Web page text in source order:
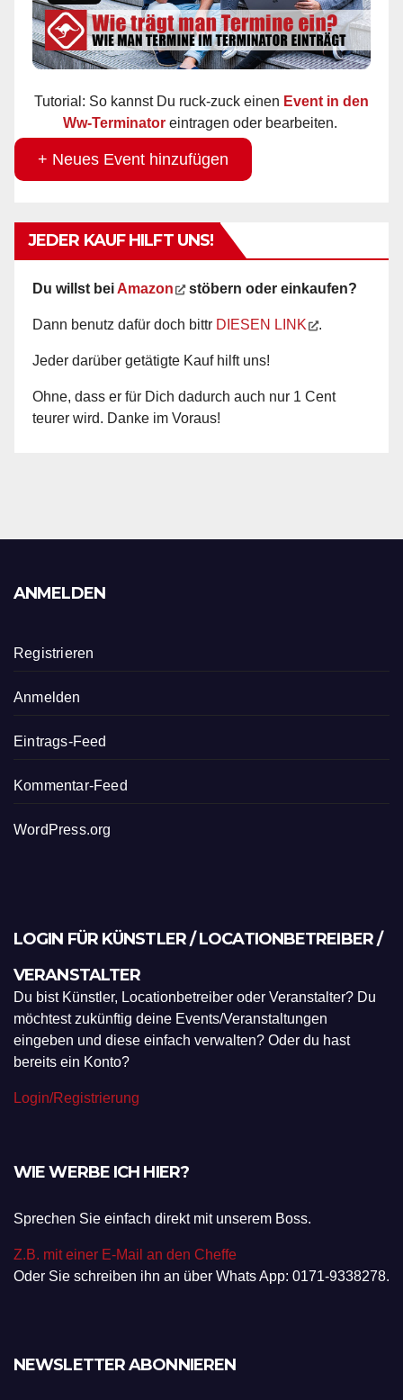
Tutorial: So kannst Du ruck-zuck einen Event in den
Ww-Terminator eintragen oder bearbeiten.
+ Neues Event hinzufügen
JEDER KAUF HILFT UNS!
Du willst bei Amazon stöbern oder einkaufen?
Dann benutz dafür doch bittr DIESEN LINK .
Jeder darüber getätigte Kauf hilft uns!
Ohne, dass er für Dich dadurch auch nur 1 Cent
teurer wird. Danke im Voraus!
ANMELDEN
Registrieren
Anmelden
Eintrags-Feed
Kommentar-Feed
WordPress.org
LOGIN FÜR KÜNSTLER / LOCATIONBETREIBER /
VERANSTALTER
Du bist Künstler, Locationbetreiber oder Veranstalter? Du
möchtest zukünftig deine Events/Veranstaltungen
eingeben und diese einfach verwalten? Oder du hast
bereits ein Konto?
Login/Registrierung
WIE WERBE ICH HIER?
Sprechen Sie einfach direkt mit unserem Boss.
Z.B. mit einer E-Mail an den Cheffe
Oder Sie schreiben ihn an über Whats App: 0171-9338278.
NEWSLETTER ABONNIEREN